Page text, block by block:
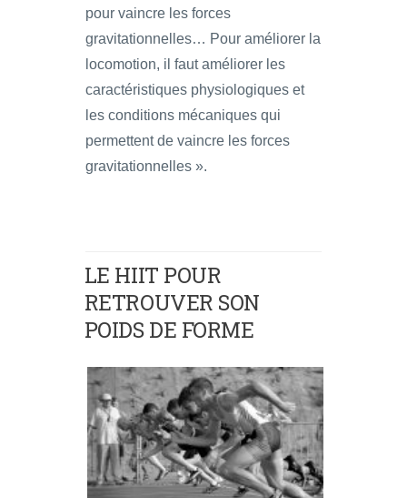
pour vaincre les forces
gravitationnelles… Pour améliorer la
locomotion, il faut améliorer les
caractéristiques physiologiques et
les conditions mécaniques qui
permettent de vaincre les forces
gravitationnelles ».
LE HIIT POUR
RETROUVER SON
POIDS DE FORME